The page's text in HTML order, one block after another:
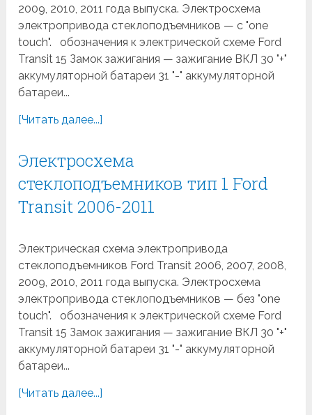
2009, 2010, 2011 года выпуска. Электросхема
электропривода стеклоподъемников — с "one
touch". обозначения к электрической схеме Ford
Transit 15 Замок зажигания — зажигание ВКЛ 30 "+"
аккумуляторной батареи 31 "-" аккумуляторной
батареи...
[Читать далее...]
Электросхема
стеклоподъемников тип 1 Ford
Transit 2006-2011
Электрическая схема электропривода
стеклоподъемников Ford Transit 2006, 2007, 2008,
2009, 2010, 2011 года выпуска. Электросхема
электропривода стеклоподъемников — без "one
touch". обозначения к электрической схеме Ford
Transit 15 Замок зажигания — зажигание ВКЛ 30 "+"
аккумуляторной батареи 31 "-" аккумуляторной
батареи...
[Читать далее...]